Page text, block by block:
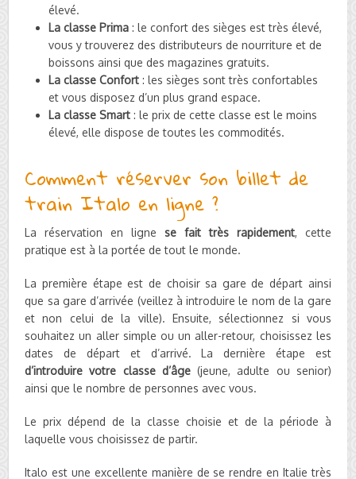
élevé.
La classe Prima : le confort des sièges est très élevé,
vous y trouverez des distributeurs de nourriture et de
boissons ainsi que des magazines gratuits.
La classe Confort : les sièges sont très confortables
et vous disposez d’un plus grand espace.
La classe Smart: le prix de cette classe est le moins
élevé, elle dispose de toutes les commodités.
Comment réserver son billet de
train Italo en ligne ?
La réservation en ligne se fait très rapidement, cette
pratique est à la portée de tout le monde.
La première étape est de choisir sa gare de départ ainsi
que sa gare d’arrivée (veillez à introduire le nom de la gare
et non celui de la ville). Ensuite, sélectionnez si vous
souhaitez un aller simple ou un aller-retour, choisissez les
dates de départ et d’arrivé. La dernière étape est
d’introduire votre classe d’âge(jeune, adulte ou senior)
ainsi que le nombre de personnes avec vous.
Le prix dépend de la classe choisie et de la période à
laquelle vous choisissez de partir.
Italo est une excellente manière de se rendre en Italie très